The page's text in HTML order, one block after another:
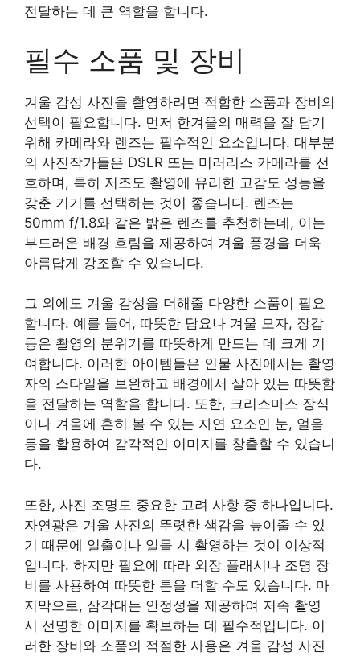
전달하는 데 큰 역할을 합니다.
필수 소품 및 장비
겨울 감성 사진을 촬영하려면 적합한 소품과 장비의
선택이 필요합니다. 먼저 한겨울의 매력을 잘 담기
위해 카메라와 렌즈는 필수적인 요소입니다. 대부분
의 사진작가들은 DSLR 또는 미러리스 카메라를 선
호하며, 특히 저조도 촬영에 유리한 고감도 성능을
갖춘 기기를 선택하는 것이 좋습니다. 렌즈는
50mm f/1.8와 같은 밝은 렌즈를 추천하는데, 이는
부드러운 배경 흐림을 제공하여 겨울 풍경을 더욱
아름답게 강조할 수 있습니다.
그 외에도 겨울 감성을 더해줄 다양한 소품이 필요
합니다. 예를 들어, 따뜻한 담요나 겨울 모자, 장갑
등은 촬영의 분위기를 따뜻하게 만드는 데 크게 기
여합니다. 이러한 아이템들은 인물 사진에서는 촬영
자의 스타일을 보완하고 배경에서 살아 있는 따뜻함
을 전달하는 역할을 합니다. 또한, 크리스마스 장식
이나 겨울에 흔히 볼 수 있는 자연 요소인 눈, 얼음
등을 활용하여 감각적인 이미지를 창출할 수 있습니
다.
또한, 사진 조명도 중요한 고려 사항 중 하나입니다.
자연광은 겨울 사진의 뚜렷한 색감을 높여줄 수 있
기 때문에 일출이나 일몰 시 촬영하는 것이 이상적
입니다. 하지만 필요에 따라 외장 플래시나 조명 장
비를 사용하여 따뜻한 톤을 더할 수도 있습니다. 마
지막으로, 삼각대는 안정성을 제공하여 저속 촬영
시 선명한 이미지를 확보하는 데 필수적입니다. 이
러한 장비와 소품의 적절한 사용은 겨울 감성 사진